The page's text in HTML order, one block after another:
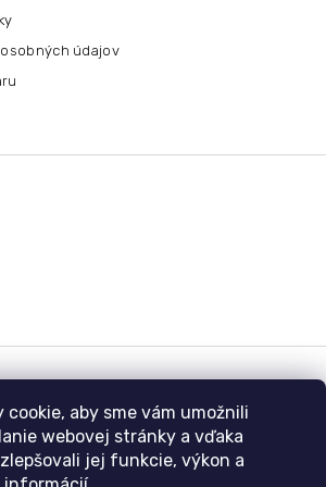
cookie, aby sme vám umožnili
webovej stránky a vďaka
jej funkcie, výkon a
údajov